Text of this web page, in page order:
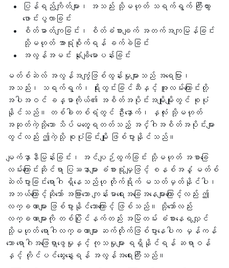
ပြန်ရည်ကျိတ်များ၊ အသည်း သို့မဟုတ် သရက်ရွက် ကြီးထွား
ဖောင်းပွလာခြင်း
စိတ်ဓာတ်ကျခြင်း၊ စိတ်ခံစားချက် အတက်အကျမြန်ခြင်း
သို့မဟုတ် အာရုံစိုက်ရန် ခက်ခဲခြင်း
အလွန်အမင်း နုံးချိမောပန်းခြင်း
မတ်စ်ဆဲလ် အလွန်အကျွံဖြစ်ထွန်းမှုများသည် အရေပြား၊
အသည်း၊ သရက်ရွက်၊ ရိုးတွင်းခြင်ဆီနှင့် အူလမ်းကြောင်းတို့
အပါအဝင် ခန္ဓာကိုယ်၏ အစိတ်အပိုင်းအမျိုးမျိုးတွင် စုပုံ
နိုင်သည်။ တစ်ခါတစ်ရံတွင် ဦးနှောက်၊ နှလုံး သို့မဟုတ်
အဆုတ်ကဲ့သို့သော သိပ်မတွေ့ရတတ်သည့် အင်္ဂါအစိတ်အပိုင်းများ
တွင်လည်း ဤကဲ့သို့ စုပုံခြင်းမျိုး ဖြစ်ပွားနိုင်သည်။
မျက်နှာနီမြန်းခြင်း၊ အင်ပျဉ်ထွက်ခြင်း သို့မဟုတ် အစာခြေ
လမ်းကြောင်းဆိုင်ရာ ပြဿနာများ ခံစားရုံမျှဖြင့် စနစ်အနှံ့ မတ်စ်
ဆဲလ်ပွားခြင်းရောဂါ ရှိနေသည်ဟု တိုက်ရိုက် မသတ်မှတ်နိုင်ပါ၊
အဘယ်ကြောင့်ဆိုသော် အခြားသော ကျန်းမာရေးအခြေအနေများကြောင့်လည်း ဤ
လက္ခဏာများ ဖြစ်ပွားနိုင်သောကြောင့် ဖြစ်သည်။ သို့သော်လည်း
လက္ခဏာများကို တစ်ပြိုင်နက်တည်း အမြဲတမ်း ခံစားနေရလျှင်
သို့မဟုတ် ရောဂါလက္ခဏာများ ဆက်တိုက်ဖြစ်ပွားနေပါက မှန်ကန်
သော ရောဂါအဖြေရှာဖွေမှုနှင့် ကုသမှုများ ရရှိနိုင်ရန် ဆရာဝန်
နှင့် တိုင်ပင်ဆွေးနွေးရန် အလွန်အရေးကြီးသည်။